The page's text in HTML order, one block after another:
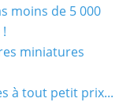
moins de 5 000
miniatures
à tout petit prix...